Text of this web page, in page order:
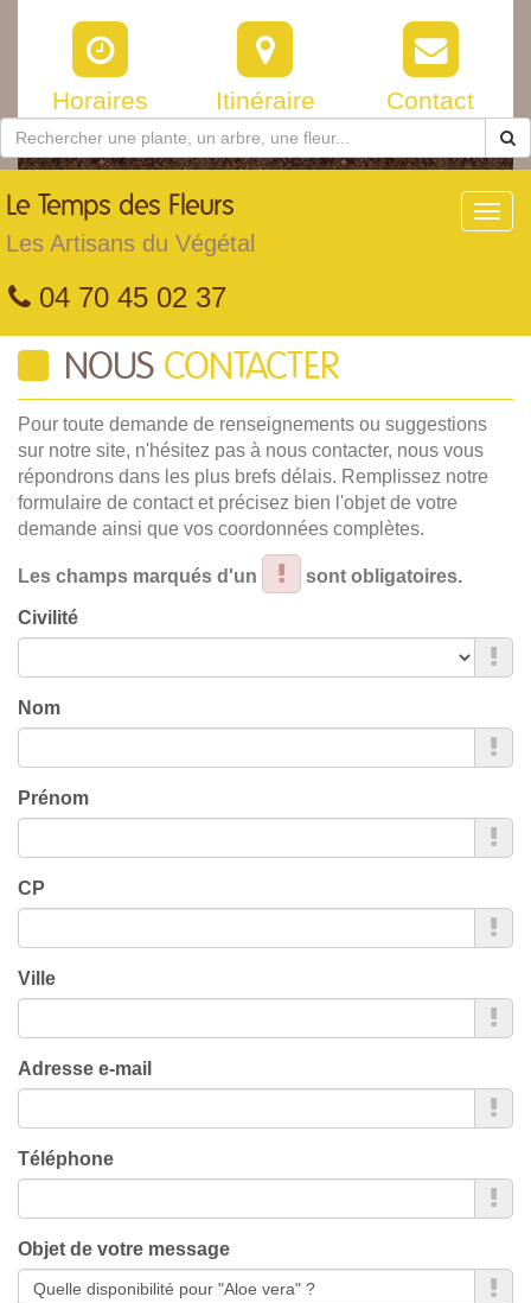
Horaires Itinéraire Contact
Le Temps des Fleurs
Les Artisans du Végétal
04 70 45 02 37
NOUS CONTACTER
Pour toute demande de renseignements ou suggestions
sur notre site, n'hésitez pas à nous contacter, nous vous
répondrons dans les plus brefs délais. Remplissez notre
formulaire de contact et précisez bien l'objet de votre
demande ainsi que vos coordonnées complètes.
Les champs marqués d'un sont obligatoires.
Civilité
Nom
Prénom
CP
Ville
Adresse e-mail
Téléphone
Objet de votre message